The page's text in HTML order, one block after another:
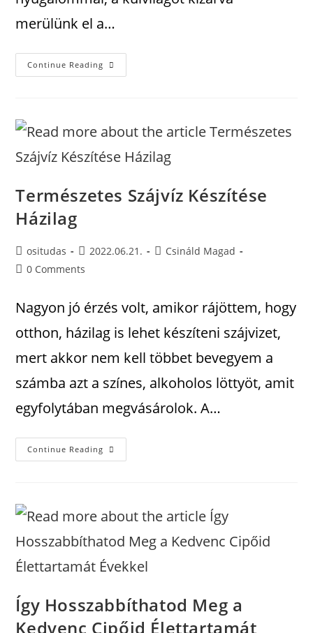
merülünk el a…
Continue Reading
Természetes Szájvíz Készítése
Házilag
ositudas 2022.06.21.
Csináld Magad
0 Comments
Nagyon jó érzés volt, amikor rájöttem, hogy
otthon, házilag is lehet készíteni szájvizet,
mert akkor nem kell többet bevegyem a
számba azt a színes, alkoholos löttyöt, amit
egyfolytában megvásárolok. A…
Continue Reading
Így Hosszabbíthatod Meg a
Kedvenc Cipőid Élettartamát